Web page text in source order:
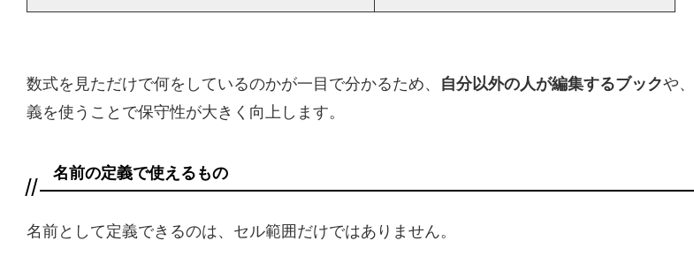
数式を見ただけで何をしているのかが一目で分かるため、 自分以外の人が編集するブックや、
義を使うことで保守性が大きく向上します。
名前の定義で使えるもの
名前として定義できるのは、セル範囲だけではありません。